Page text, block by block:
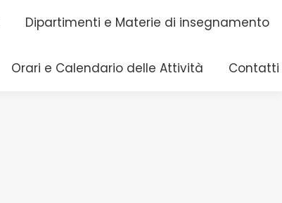
Dipartimenti e Materie di insegnamento
Orari e Calendario delle Attività Contatti
Dipartimenti e Materie di insegnamento
Orari e Calendario delle Attività Contatti